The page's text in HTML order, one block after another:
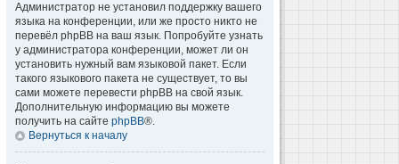
Администратор не установил поддержку вашего
языка на конференции, или же просто никто не
перевёл phpBB на ваш язык. Попробуйте узнать
у администратора конференции, может ли он
установить нужный вам языковой пакет. Если
такого языкового пакета не существует, то вы
сами можете перевести phpBB на свой язык.
Дополнительную информацию вы можете
получить на сайте phpBB®.
Вернуться к началу